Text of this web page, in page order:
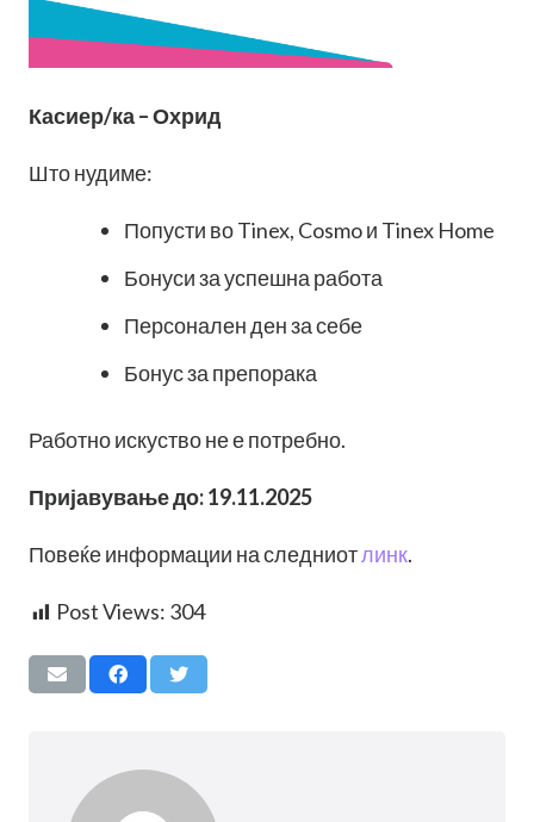
Касиер/ка – Охрид
Што нудиме:
Попусти во Tinex, Cosmo и Tinex Home
Бонуси за успешна работа
Персонален ден за себе
Бонус за препорака
Работно искуство не е потребно.
Пријавување до: 19.11.2025
Повеќе информации на следниотлинк.
Post Views: 304